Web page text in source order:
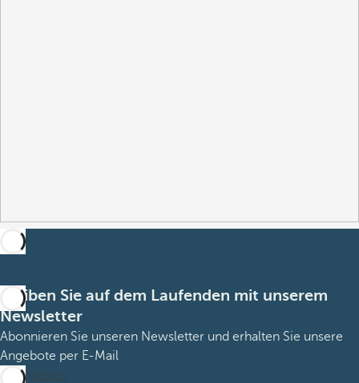
Bleiben Sie auf dem Laufenden mit unserem
Newsletter
Abonnieren Sie unseren Newsletter und erhalten Sie unsere
Angebote per E-Mail
Abonnieren